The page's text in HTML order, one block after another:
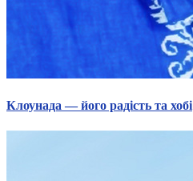
Клоунада — його радість та хобі